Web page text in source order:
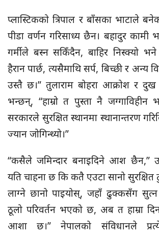
प्लास्टिकको त्रिपाल र बाँसका भाटाले
पीडा वर्णन गरिसाध्य छैन। बहादुर कामी
गर्मीले बस्न सकिँदैन, बाहिर निस्क्यो
हैरान पार्छ, त्यसैमाथि सर्प, बिच्छी र अन्य
उस्तै छ।” तुलाराम बोहरा आक्रोश र दुख
भन्छन्, “हाम्रो त पुस्ता नै
सरकारले सुरक्षित स्थानमा स्थानान्तरण
ज्यान जोगिन्थ्यो।”
“कसैले जमिन्दार बनाइदिने आश छैन,”
यति चाहना छ कि कतै एउटा सानो
लाग्ने छानो पाइयोस्, जहाँ ढुक्कसँग
ठूलो परिवर्तन भएको छ, अब त हाम्रा
आशा छ।” नेपालको संविधानले